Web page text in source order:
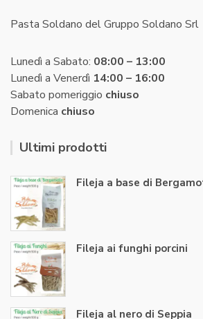
Pasta Soldano del Gruppo Soldano Srl
Lunedì a Sabato: 08:00 – 13:00
Lunedì a Venerdì 14:00 – 16:00
Sabato pomeriggio chiuso
Domenica chiuso
Ultimi prodotti
Fileja a base di
Fileja ai funghi porcini
Fileja al nero di Seppia